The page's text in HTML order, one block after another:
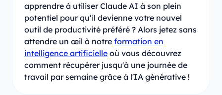
apprendre à utiliser Claude AI à son plein
potentiel pour qu’il devienne votre nouvel
outil de productivité préféré ? Alors jetez sans
attendre un œil à notre formation en
intelligence artificielle où vous découvrez
comment récupérer jusqu'à une journée de
travail par semaine grâce à l'IA générative !